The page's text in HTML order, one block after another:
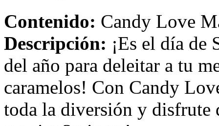
Contenido: Candy Love
Descripción: ¡Es el día de
del año para deleitar a tu
caramelos! Con Candy
toda la diversión y disfrute